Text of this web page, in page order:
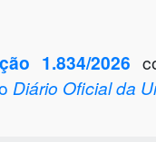
1.834/2026
Diário Oficial da